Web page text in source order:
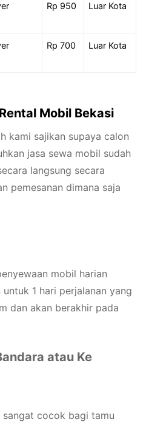
Rp 950 Luar Kota
Rp 700 Luar Kota
Mobil Bekasi
kami sajikan supaya calon
jasa sewa mobil sudah
langsung secara
pemesanan dimana saja
mobil harian
1 hari perjalanan yang
dan akan berakhir pada
atau Ke
cocok bagi tamu